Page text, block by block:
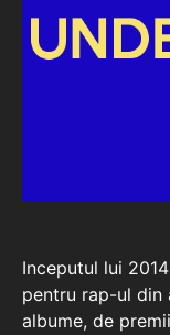
Inceputul lui
pentru rap-ul din
albume, de